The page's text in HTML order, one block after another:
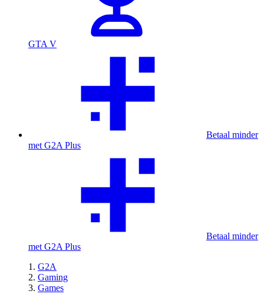
GTA V
Betaal minder
met G2A Plus
Betaal minder
met G2A Plus
G2A
Gaming
Games